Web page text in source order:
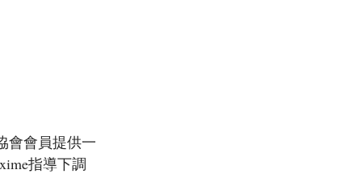
會會員提供一
指導下調